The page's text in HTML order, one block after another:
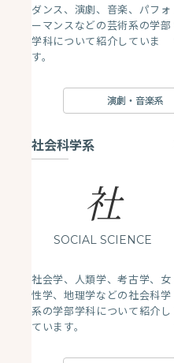
ダンス、演劇、音楽、パフォ
ーマンスなどの芸術系の学部
学科について紹介していま
す。
演劇・音楽系
社会科学系
社
SOCIAL SCIENCE
社会学、人類学、考古学、女
性学、地理学などの社会科学
系の学部学科について紹介し
ています。